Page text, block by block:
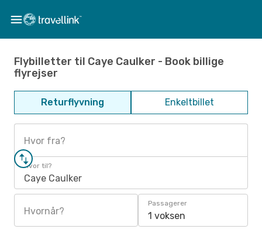
Flybilletter til Caye Caulker - Book billige
flyrejser
Returflyvning Enkeltbillet
Hvor fra?
Hvor til?
Caye Caulker
Hvornår?
Passagerer
1 voksen